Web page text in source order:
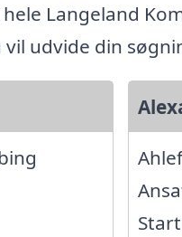
Langeland
udvide din